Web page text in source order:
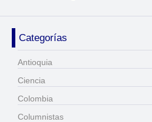
Categorías
Antioquia
Ciencia
Colombia
Columnistas